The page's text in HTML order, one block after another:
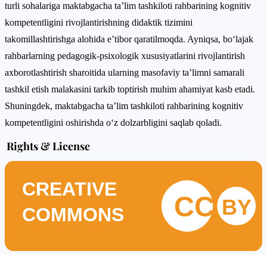
turli sohalariga maktabgacha ta’lim tashkiloti rahbarining kognitiv
kompetentligini rivojlantirishning didaktik tizimini
takomillashtirishga alohida e’tibor qaratilmoqda. Ayniqsa, bo‘lajak
rahbarlarning pedagogik-psixologik xususiyatlarini rivojlantirish
axborotlashtirish sharoitida ularning masofaviy ta’limni samarali
tashkil etish malakasini tarkib toptirish muhim ahamiyat kasb etadi.
Shuningdek, maktabgacha ta’lim tashkiloti rahbarining kognitiv
kompetentligini oshirishda o‘z dolzarbligini saqlab qoladi.
Rights & License
CREATIVE
COMMONS
CC BY